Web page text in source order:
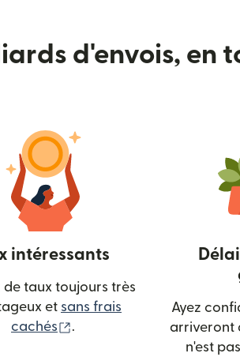
d'envois, en
intéressants
de taux toujours très
et sans frais
cachés
(s'ouvre dans une
.
Ayez
arriveront
n'est